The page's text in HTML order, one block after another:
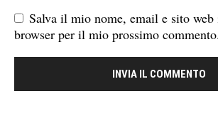
Salva il mio nome, email e sito web
browser per il mio prossimo commento.